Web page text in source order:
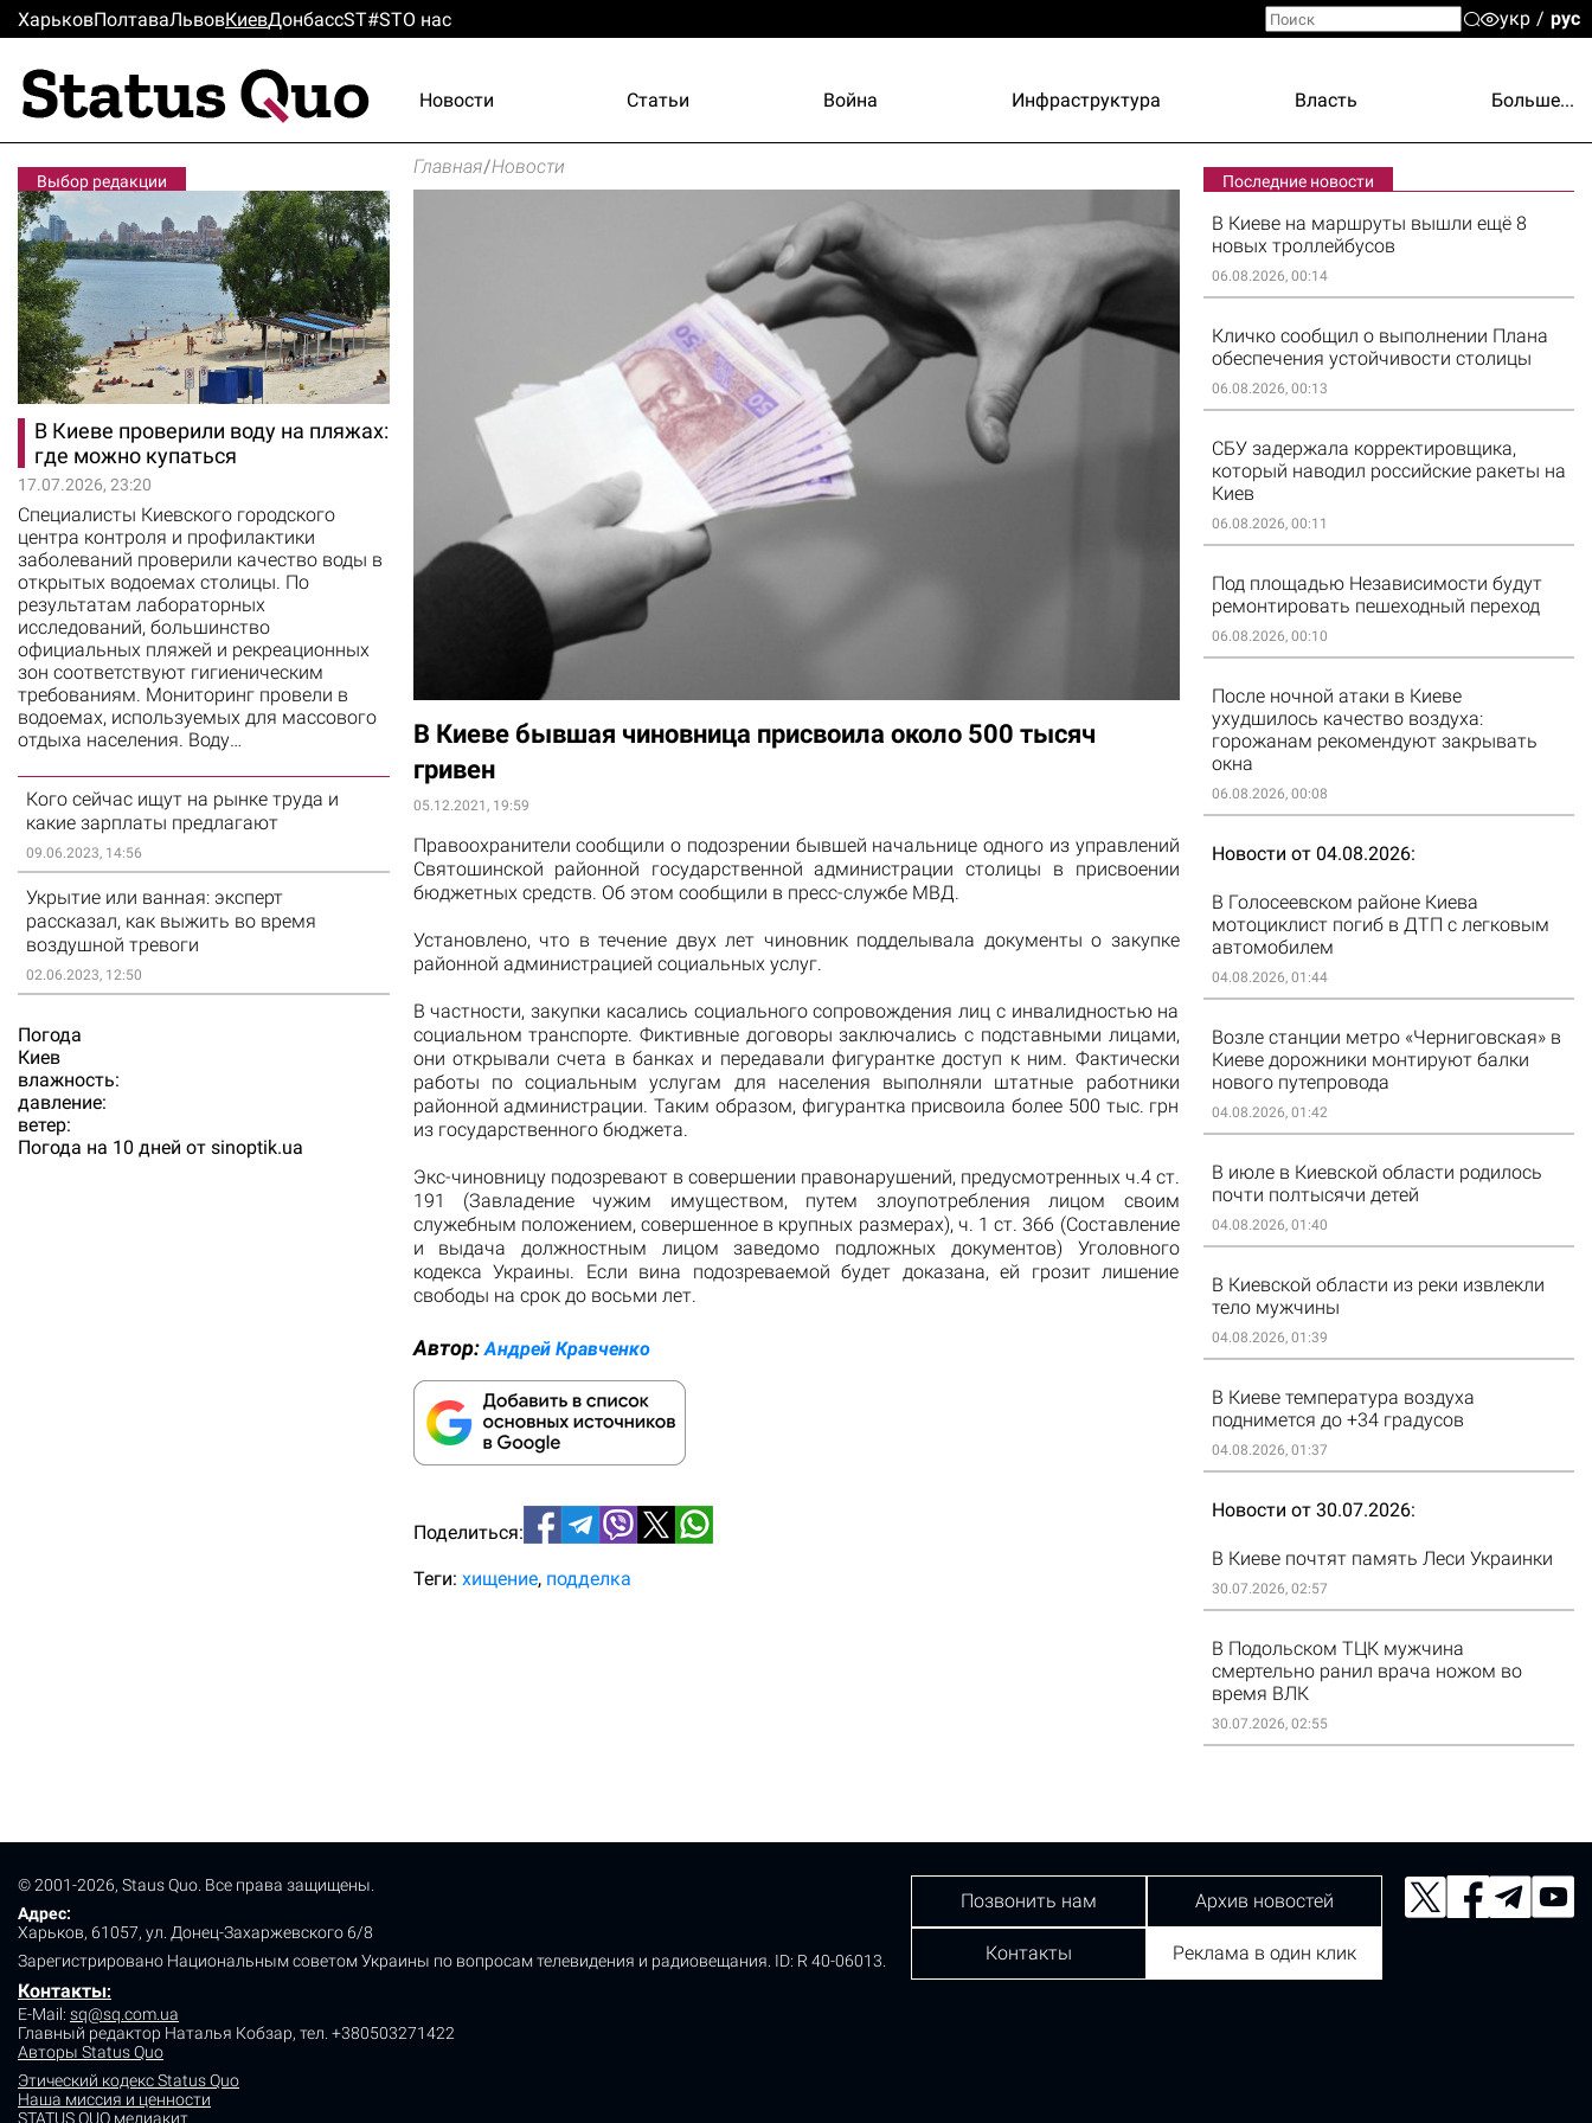
ХарьковПолтаваЛьвовКиевДонбассST#STО нас укр рус
Новости Статьи Война Инфраструктура Власть Больше...
Выбор редакции
В Киеве проверили воду на пляжах:
где можно купаться
17.07.2026, 23:20
Специалисты Киевского городского
центра контроля и профилактики
заболеваний проверили качество воды в
открытых водоемах столицы. По
результатам лабораторных
исследований, большинство
официальных пляжей и рекреационных
зон соответствуют гигиеническим
требованиям. Мониторинг провели в
водоемах, используемых для массового
отдыха населения. Воду…
Кого сейчас ищут на рынке труда и
какие зарплаты предлагают
09.06.2023, 14:56
Укрытие или ванная: эксперт
рассказал, как выжить во время
воздушной тревоги
02.06.2023, 12:50
Погода
Киев
влажность:
давление:
ветер:
Погода на 10 дней от sinoptik.ua
Главная/Новости
В Киеве бывшая чиновница присвоила около 500 тысяч
гривен
05.12.2021, 19:59
Правоохранители сообщили о подозрении бывшей начальнице одного из управлений
Святошинской районной государственной администрации столицы в присвоении
бюджетных средств. Об этом сообщили в пресс-службе МВД.
Установлено, что в течение двух лет чиновник подделывала документы о закупке
районной администрацией социальных услуг.
В частности, закупки касались социального сопровождения лиц с инвалидностью на
социальном транспорте. Фиктивные договоры заключались с подставными лицами,
они открывали счета в банках и передавали фигурантке доступ к ним. Фактически
работы по социальным услугам для населения выполняли штатные работники
районной администрации. Таким образом, фигурантка присвоила более 500 тыс. грн
из государственного бюджета.
Экс-чиновницу подозревают в совершении правонарушений, предусмотренных ч.4 ст.
191 (Завладение чужим имуществом, путем злоупотребления лицом своим
служебным положением, совершенное в крупных размерах), ч. 1 ст. 366 (Составление
и выдача должностным лицом заведомо подложных документов) Уголовного
кодекса Украины. Если вина подозреваемой будет доказана, ей грозит лишение
свободы на срок до восьми лет.
Автор:Андрей Кравченко
Поделиться:
Теги: хищение подделка
Последние новости
В Киеве на маршруты вышли ещё 8
новых троллейбусов
06.08.2026, 00:14
Кличко сообщил о выполнении Плана
обеспечения устойчивости столицы
06.08.2026, 00:13
СБУ задержала корректировщика,
который наводил российские ракеты на
Киев
06.08.2026, 00:11
Под площадью Независимости будут
ремонтировать пешеходный переход
06.08.2026, 00:10
После ночной атаки в Киеве
ухудшилось качество воздуха:
горожанам рекомендуют закрывать
окна
06.08.2026, 00:08
Новости от 04.08.2026
В Голосеевском районе Киева
мотоциклист погиб в ДТП с легковым
автомобилем
04.08.2026, 01:44
Возле станции метро «Черниговская» в
Киеве дорожники монтируют балки
нового путепровода
04.08.2026, 01:42
В июле в Киевской области родилось
почти полтысячи детей
04.08.2026, 01:40
В Киевской области из реки извлекли
тело мужчины
04.08.2026, 01:39
В Киеве температура воздуха
поднимется до +34 градусов
04.08.2026, 01:37
Новости от 30.07.2026
В Киеве почтят память Леси Украинки
30.07.2026, 02:57
В Подольском ТЦК мужчина
смертельно ранил врача ножом во
время ВЛК
30.07.2026, 02:55
© 2001-2026, Staus Quo. Все права защищены.
Адрес:
Харьков, 61057, ул. Донец-Захаржевского 6/8
Зарегистрировано Национальным советом Украины по вопросам телевидения и радиовещания. ID: R 40-06013.
Контакты:
E-Mail: sq@sq.com.ua
Главный редактор Наталья Кобзар, тел. +380503271422
Авторы Status Quo
Этический кодекс Status Quo
Наша миссия и ценности
STATUS QUO медиакит
Позвонить нам Архив новостей
Контакты Реклама в один клик